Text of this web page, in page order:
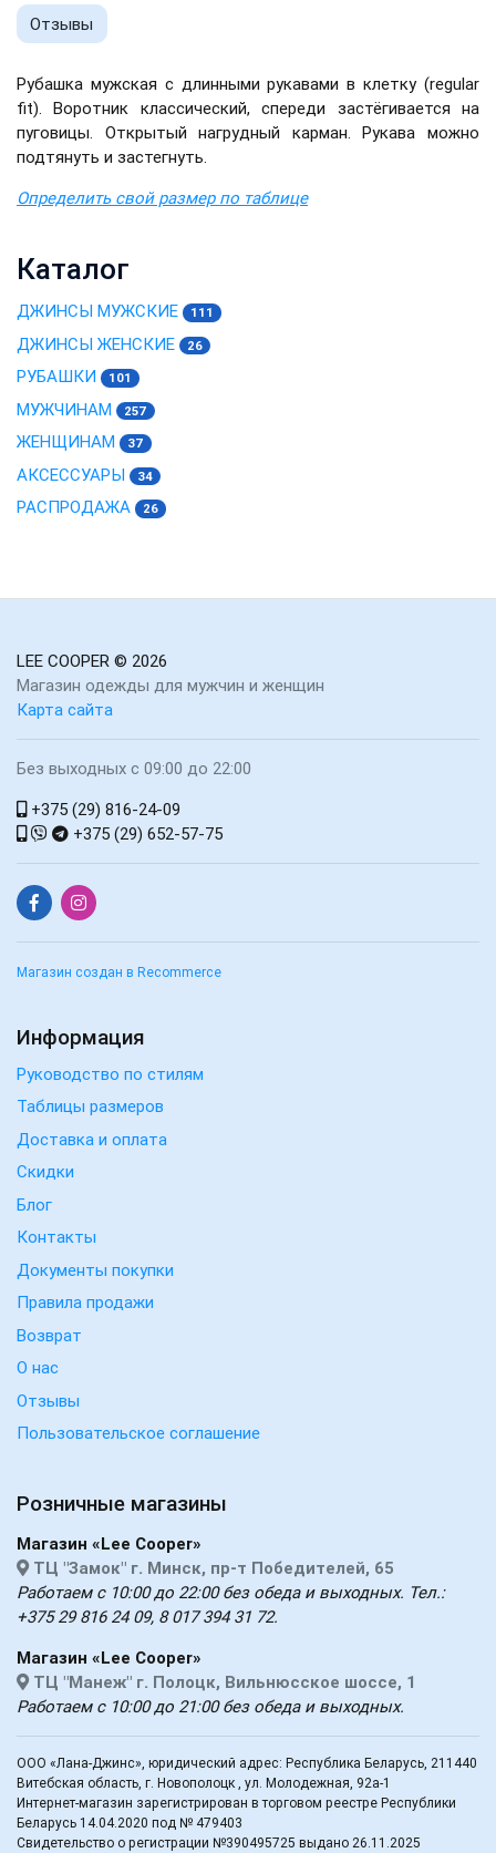
Отзывы
Рубашка мужская с длинными рукавами в клетку (regular
fit). Воротник классический, спереди застёгивается на
пуговицы. Открытый нагрудный карман. Рукава можно
подтянуть и застегнуть.
Определить свой размер по таблице
Каталог
ДЖИНСЫ МУЖСКИЕ 111
ДЖИНСЫ ЖЕНСКИЕ 26
РУБАШКИ 101
МУЖЧИНАМ 257
ЖЕНЩИНАМ 37
АКСЕССУАРЫ 34
РАСПРОДАЖА 26
LEE COOPER © 2026
Магазин одежды для мужчин и женщин
Карта сайта
Без выходных с 09:00 до 22:00
+375 (29) 816-24-09
+375 (29) 652-57-75
Магазин создан в Recommerce
Информация
Руководство по стилям
Таблицы размеров
Доставка и оплата
Скидки
Блог
Контакты
Документы покупки
Правила продажи
Возврат
О нас
Отзывы
Пользовательское соглашение
Розничные магазины
Магазин «Lee Cooper»
ТЦ "Замок" г. Минск, пр-т Победителей, 65
Работаем с 10:00 до 22:00 без обеда и выходных. Тел.:
+375 29 816 24 09, 8 017 394 31 72.
Магазин «Lee Cooper»
ТЦ "Манеж" г. Полоцк, Вильнюсское шоссе, 1
Работаем с 10:00 до 21:00 без обеда и выходных.
ООО «Лана-Джинс», юридический адрес: Республика Беларусь, 211440
Витебская область, г. Новополоцк , ул. Молодежная, 92а-1
Интернет-магазин зарегистрирован в торговом реестре Республики
Беларусь 14.04.2020 под № 479403
Свидетельство о регистрации №390495725 выдано 26.11.2025